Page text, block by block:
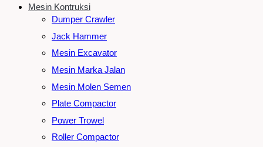
Mesin Kontruksi
Dumper Crawler
Jack Hammer
Mesin Excavator
Mesin Marka Jalan
Mesin Molen Semen
Plate Compactor
Power Trowel
Roller Compactor